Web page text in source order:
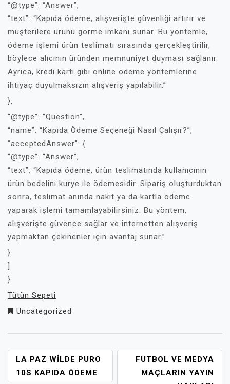
“@type”: “Answer”,
“text”: “Kapıda ödeme, alışverişte güvenliği artırır ve
müşterilere ürünü görme imkanı sunar. Bu yöntemle,
ödeme işlemi ürün teslimatı sırasında gerçekleştirilir,
böylece alıcının üründen memnuniyet duyması sağlanır.
Ayrıca, kredi kartı gibi online ödeme yöntemlerine
ihtiyaç duyulmaksızın alışveriş yapılabilir.”
},
“@type”: “Question”,
“name”: “Kapıda Ödeme Seçeneği Nasıl Çalışır?”,
“acceptedAnswer”: {
“@type”: “Answer”,
“text”: “Kapıda ödeme, ürün teslimatında kullanıcının
ürün bedelini kurye ile ödemesidir. Sipariş oluşturduktan
sonra, teslimat anında nakit ya da kartla ödeme
yaparak işlemi tamamlayabilirsiniz. Bu yöntem,
alışverişte güvence sağlar ve internetten alışveriş
yapmaktan çekinenler için avantaj sunar.”
}
]
}
Tütün Sepeti
Uncategorized
YAZI
GEZINMESI
LA PAZ WILDE PURO
10S KAPIDA ÖDEME
FUTBOL VE MEDYA
MAÇLARIN YAYIN